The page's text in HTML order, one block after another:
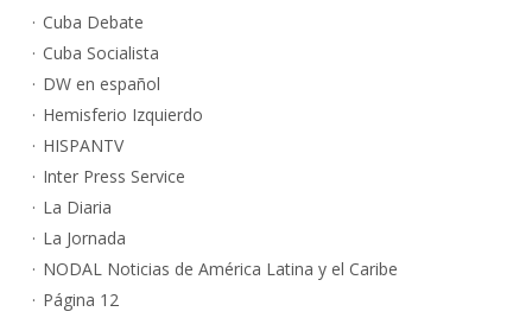
Cuba Debate
Cuba Socialista
DW en español
Hemisferio Izquierdo
HISPANTV
Inter Press Service
La Diaria
La Jornada
NODAL Noticias de América Latina y el Caribe
Página 12